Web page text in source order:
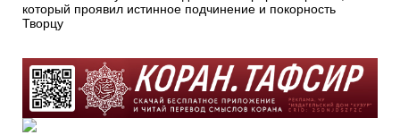
который проявил истинное подчинение и покорность
Творцу